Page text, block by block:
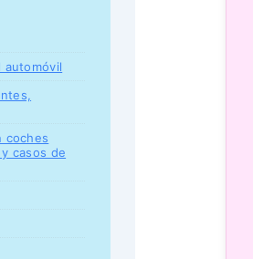
automóvil
coches
casos de